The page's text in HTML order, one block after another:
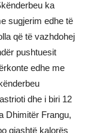
ka
sugjerim edhe të
që të vazhdohej
pushtuesit
edhe me
dhe i biri 12
Dhimitër Frangu,
gjashtë kalorës